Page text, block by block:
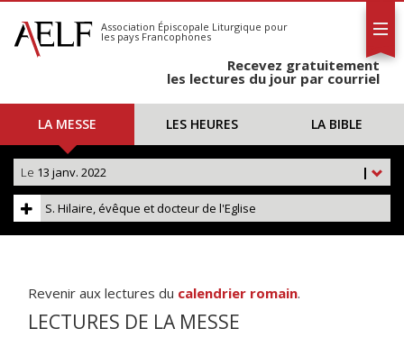
S'abonner
Calendrier
Association Épiscopale Liturgique pour
les pays Francophones
Recevez gratuitement
les lectures du jour par courriel
LA MESSE LES HEURES LA BIBLE
|
Le 13 janv. 2022
S. Hilaire, évêque et docteur de l'Eglise
Revenir aux lectures du calendrier romain.
LECTURES DE LA MESSE